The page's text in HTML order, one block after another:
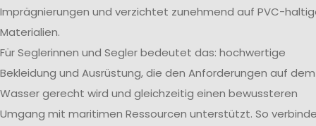
Imprägnierungen und verzichtet zunehmend auf PVC-
Materialien.
Für Seglerinnen und Segler bedeutet das: hochwertige
Bekleidung und Ausrüstung, die den Anforderungen auf dem
Wasser gerecht wird und gleichzeitig einen bewussteren
Umgang mit maritimen Ressourcen unterstützt. So